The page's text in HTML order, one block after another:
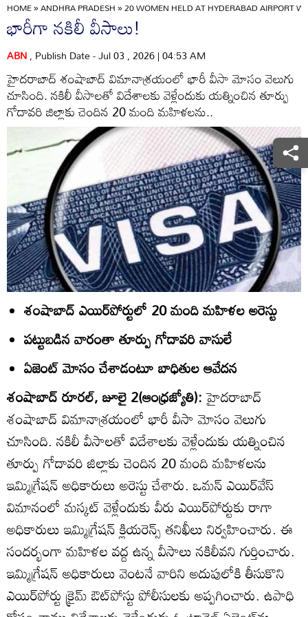
HOME»ANDHRA PRADESH»20 WOMEN HELD AT HYDERABAD AIRPORT
భారీగా నకిలీ వీసాలు!
ABN, Publish Date - Jul 03 , 2026 | 04:53 AM
హైదరాబాద్‌ శంషాబాద్‌ విమానాశ్రయంలో భారీ వీసా మోసం వెలుగు
చూసింది. నకిలీ వీసాలతో విదేశాలకు వెళ్లేందుకు యత్నించిన తూర్పు
గోదావరి జిల్లాకు చెందిన 20 మంది మహిళలను..
శంషాబాద్‌ ఎయిర్‌పోర్టులో 20 మంది మహిళల అరెస్టు
పట్టుబడిన వారంతా తూర్పు గోదావరి వాసులే
ఏజెంట్‌ మోసం చేశాడంటూ బాధితుల ఆవేదన
శంషాబాద్‌ రూరల్‌, జూలై 2(ఆంధ్రజ్యోతి):హైదరాబాద్‌
శంషాబాద్‌ విమానాశ్రయంలో భారీ వీసా మోసం వెలుగు
చూసింది. నకిలీ వీసాలతో విదేశాలకు వెళ్లేందుకు యత్నించిన
తూర్పు గోదావరి జిల్లాకు చెందిన 20 మంది మహిళలను
ఇమ్మిగ్రేషన్‌ అధికారులు అరెస్టు చేశారు. ఒమన్‌ ఎయిర్‌వేస్‌
విమానంలో మస్కట్‌ వెళ్లేందుకు వీరు ఎయిర్‌పోర్టుకు రాగా
అధికారులు ఇమ్మిగ్రేషన్‌ క్లియరెన్స్‌ తనిఖీలు నిర్వహించారు. ఈ
సందర్భంగా మహిళల వద్ద ఉన్న వీసాలు నకిలీవని గుర్తించారు.
ఇమ్మిగ్రేషన్‌ అధికారులు వెంటనే వారిని అదుపులోకి తీసుకొని
ఎయిర్‌పోర్టు క్రైమ్‌ ఔట్‌పోస్టు పోలీసులకు అప్పగించారు. ఉపాధి